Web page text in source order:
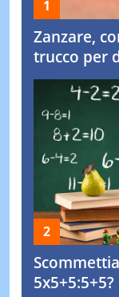
Zanzare,
trucco per